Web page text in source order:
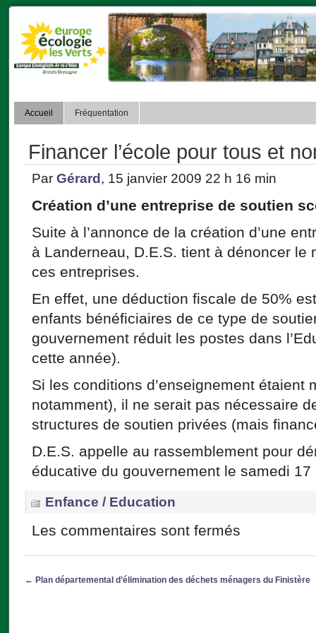
Accueil Fréquentation
Financer l’école pour tous et
Par Gérard , 15 janvier 2009 22 h 16 min
Création d’une entreprise de soutien
Suite à l’annonce de la création d’une
à Landerneau, D.E.S. tient à dénoncer le
ces entreprises.
En effet, une déduction fiscale de 50%
enfants bénéficiaires de ce type de
gouvernement réduit les postes dans
cette année).
Si les conditions d’enseignement étaient
notamment), il ne serait pas nécessaire
structures de soutien privées (mais
D.E.S. appelle au rassemblement pour
éducative du gouvernement le samedi
Enfance / Education
Les commentaires sont fermés
← Plan départemental d’élimination des déchets ménagers du Finistère